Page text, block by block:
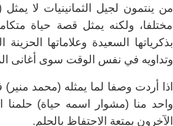
من ينتمون لجيل الثمانينيات لا يمثل
مختلفا، ولكنه يمثل قصة حياة
بذكرياتها السعيدة وعلاماتها
وتداويه في نفس الوقت سوى أغانى
اذا أردت وصفا لما يمثله (محمد
واحد منا (مشوار اسمه حياة)
الآخرون بمتعة الاحتفاظ بالحلم.